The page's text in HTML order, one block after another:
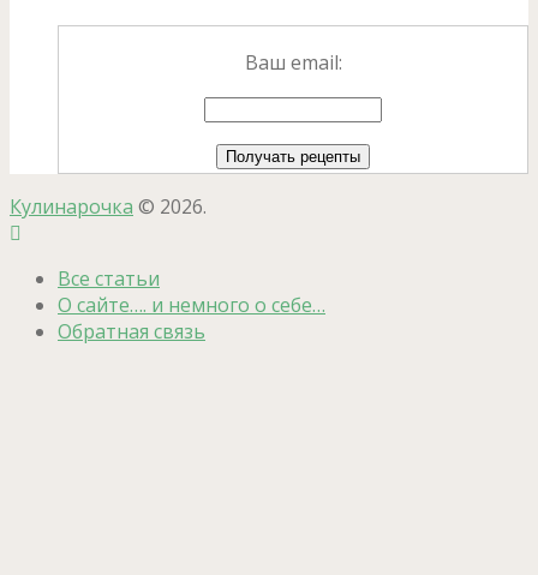
Ваш email:
Кулинарочка © 2026.
Все статьи
О сайте…. и немного о себе…
Обратная связь